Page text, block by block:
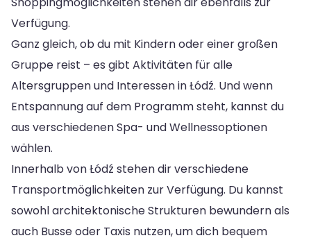
Verfügung.
Ganz gleich, ob du mit Kindern oder einer großen
Gruppe reist – es gibt Aktivitäten für alle
Altersgruppen und Interessen in Łódź. Und wenn
Entspannung auf dem Programm steht, kannst du
aus verschiedenen Spa- und Wellnessoptionen
wählen.
Innerhalb von Łódź stehen dir verschiedene
Transportmöglichkeiten zur Verfügung. Du kannst
sowohl architektonische Strukturen bewundern als
auch Busse oder Taxis nutzen, um dich bequem